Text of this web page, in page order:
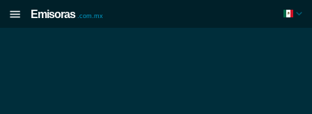
Emisoras .com.mx